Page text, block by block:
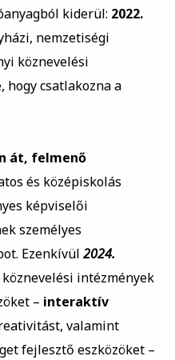
kiderül: 2022.
nemzetiségi
köznevelési
csatlakozna a
át, felmenő
és középiskolás
képviselői
személyes
Ezenkívül 2024.
intézmények
– interaktív
valamint
fejlesztő eszközöket –